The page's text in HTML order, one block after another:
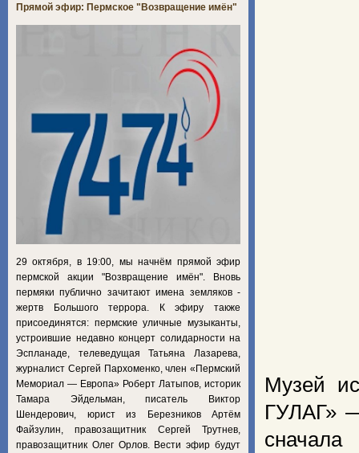
Музей
ГУЛАГ»
Прямой эфир: Пермское "Возвращение имён"
29 октября, в 19:00, мы начнём прямой эфир
пермской акции "Возвращение имён". Вновь
пермяки публично зачитают имена земляков -
жертв Большого террора. К эфиру также
присоединятся: пермские уличные музыканты,
устроившие недавно концерт солидарности на
Эспланаде, телеведущая Татьяна Лазарева,
журналист Сергей Пархоменко, член «Пермский
Мемориал — Европа» Роберт Латыпов, историк
Тамара Эйдельман, писатель Виктор
Шендерович, юрист из Березников Артём
Файзулин, правозащитник Сергей Трутнев,
правозащитник Олег Орлов. Вести эфир будут